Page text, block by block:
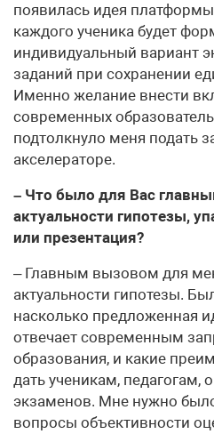
появилась идея
каждого ученика будет
индивидуальный вариант
заданий при сохранении
Именно желание внести
современных
подтолкнуло меня подать
акселераторе.
– Что было для Вас
актуальности гипотезы,
или презентация?
– Главным вызовом для
актуальности гипотезы.
насколько предложенная
отвечает современным
образования, и какие
дать ученикам, педагогам,
экзаменов. Мне нужно
вопросы объективности